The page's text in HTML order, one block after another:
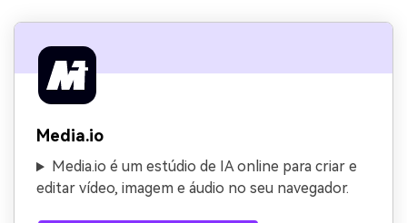
Media.io
Media.io é um estúdio de IA online para criar e
editar vídeo, imagem e áudio no seu navegador.